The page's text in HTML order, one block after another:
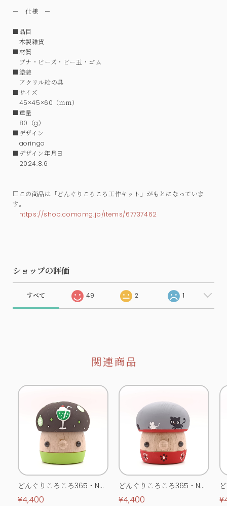
－ 仕様 －
■品目
木製雑貨
■材質
ブナ・ビーズ・ビー玉・ゴム
■塗装
アクリル絵の具
■サイズ
45×45×60（ｍｍ）
■重量
80（g）
■デザイン
aoringo
■デザイン年月日
2024.8.6
□この商品は「どんぐりころころ工作キット」がもとになっていま
す。
https://shop.comomg.jp/items/67737462
ショップの評価
すべて 49 2 1
関連商品
どんぐりころころ365・No.
0513
¥4,400
どんぐりころころ365・No.
0514
¥4,400